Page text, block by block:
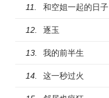
11. 和空姐一起的日子
12. 逐玉
13. 我的前半生
14. 这一秒过火